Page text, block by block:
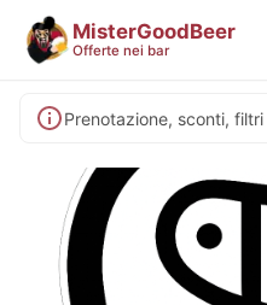
MisterGoodBeer
Offerte nei bar
Prenotazione, sconti, filtri